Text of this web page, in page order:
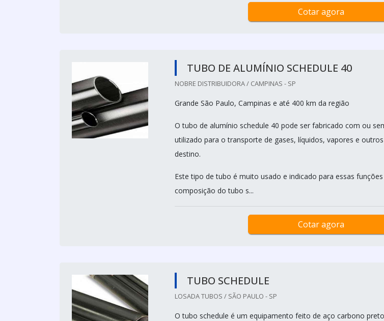
Cotar agora
TUBO DE ALUMÍNIO SCHEDULE 40
NOBRE DISTRIBUIDORA / CAMPINAS - SP
Grande São Paulo, Campinas e até 400 km da região
O tubo de alumínio schedule 40 pode ser fabricado com ou
utilizado para o transporte de gases, líquidos, vapores e
destino.
Este tipo de tubo é muito usado e indicado para essas
composição do tubo s...
Cotar agora
TUBO SCHEDULE
LOSADA TUBOS / SÃO PAULO - SP
O tubo schedule é um equipamento feito de aço carbono